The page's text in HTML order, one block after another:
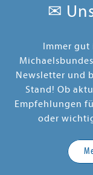
✉
Immer gut
Newsletter und
Stand! Ob
Empfehlungen
oder